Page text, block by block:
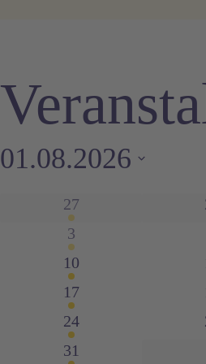
01.08.2026
von
3
Veranstaltungen
27
3
Veranstaltungen
3
2
Veranstaltungen
10
2
Veranstaltungen
17
2
Veranstaltungen
24
2
31